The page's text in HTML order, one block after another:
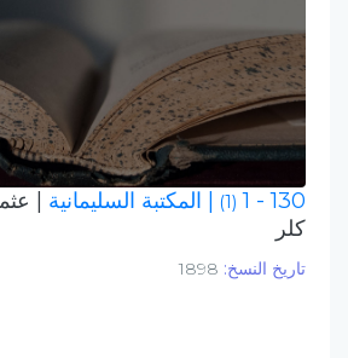
130 - 1
(1) | المكتبة السليمانية |
كلر
تاريخ النسخ: